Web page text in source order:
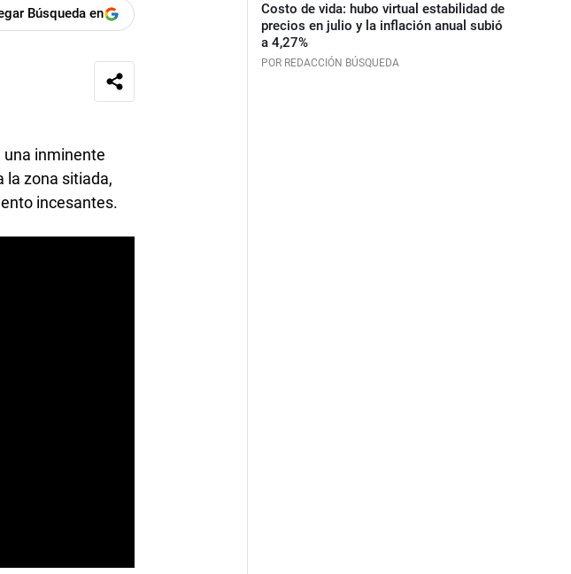
Búsqueda en
una inminente
la zona sitiada,
incesantes.
Costo de vida: hubo virtual estabilidad de
precios en julio y la inflación anual subió
a 4,27%
POR REDACCIÓN BÚSQUEDA